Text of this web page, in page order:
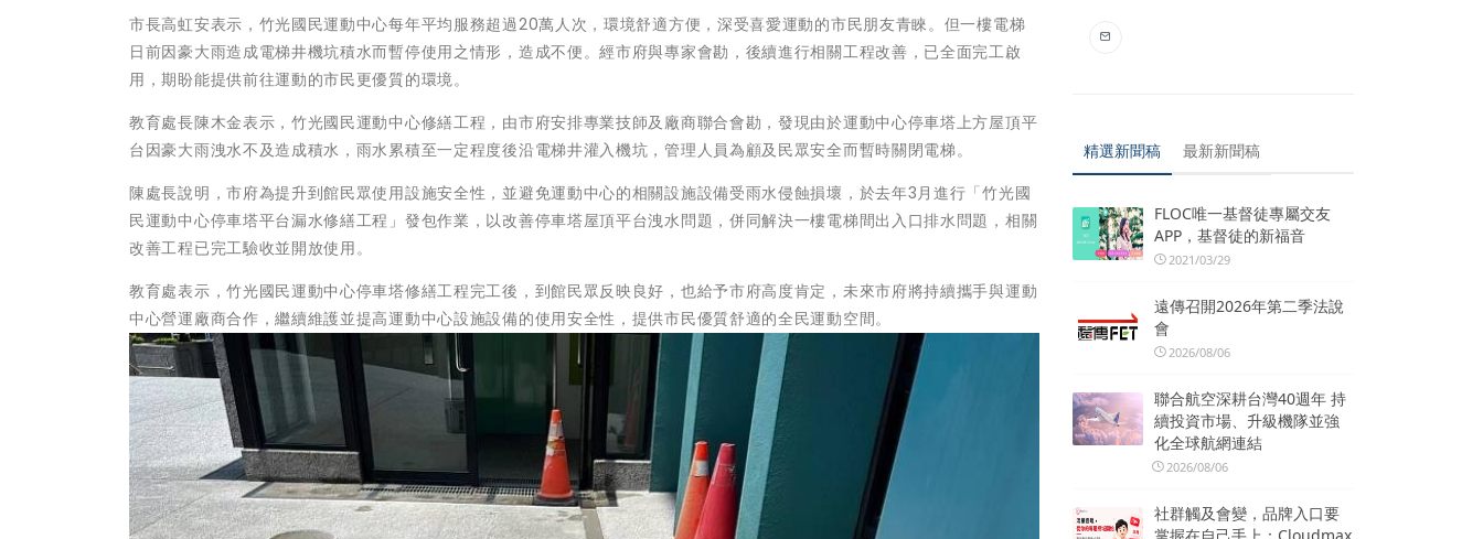
市長高虹安表示，竹光國民運動中心每年平均服務超過20萬人次，環境舒適方便，深受喜愛運動的市民朋友青睞。但一樓電梯
日前因豪大雨造成電梯井機坑積水而暫停使用之情形，造成不便。經市府與專家會勘，後續進行相關工程改善，已全面完工啟
用，期盼能提供前往運動的市民更優質的環境。
教育處長陳木金表示，竹光國民運動中心修繕工程，由市府安排專業技師及廠商聯合會勘，發現由於運動中心停車塔上方屋頂平
台因豪大雨洩水不及造成積水，雨水累積至一定程度後沿電梯井灌入機坑，管理人員為顧及民眾安全而暫時關閉電梯。
陳處長說明，市府為提升到館民眾使用設施安全性，並避免運動中心的相關設施設備受雨水侵蝕損壞，於去年3月進行「竹光國
民運動中心停車塔平台漏水修繕工程」發包作業，以改善停車塔屋頂平台洩水問題，併同解決一樓電梯間出入口排水問題，相關
改善工程已完工驗收並開放使用。
教育處表示，竹光國民運動中心停車塔修繕工程完工後，到館民眾反映良好，也給予市府高度肯定，未來市府將持續攜手與運動
中心營運廠商合作，繼續維護並提高運動中心設施設備的使用安全性，提供市民優質舒適的全民運動空間。
精選新聞稿 最新新聞稿
FLOC唯一基督徒專屬交友
APP，基督徒的新福音
2021/03/29
遠傳召開2026年第二季法說
會
2026/08/06
聯合航空深耕台灣40週年 持
續投資市場、升級機隊並強
化全球航網連結
2026/08/06
社群觸及會變，品牌入口要